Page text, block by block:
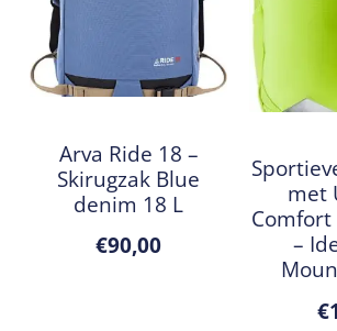
Arva Ride 18 –
Skirugzak Blue
denim 18 L
€90,00
met
–
€